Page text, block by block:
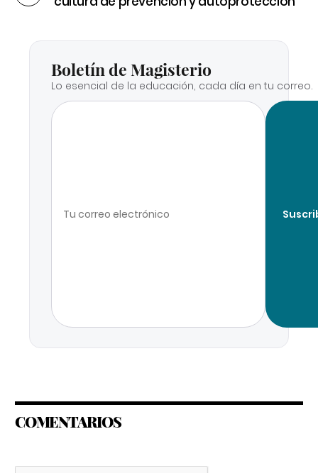
Boletín de Magisterio
Lo esencial de la educación, cada día en tu correo.
COMENTARIOS